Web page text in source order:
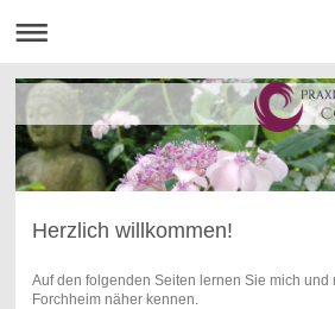
Herzlich willkommen!
Auf den folgenden Seiten lernen Sie mich und
Forchheim näher kennen.